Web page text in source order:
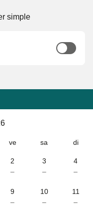
simple
ve sa di
2
–
3
–
4
–
9
–
10
–
11
–